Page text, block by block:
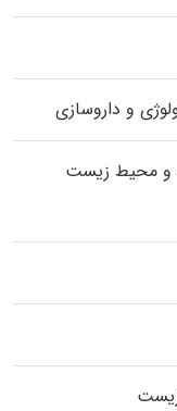
و داروسازی
و محیط زیست